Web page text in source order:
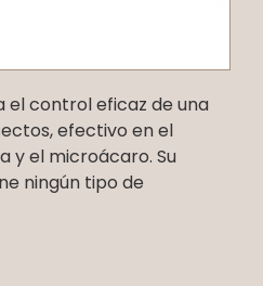
el control eficaz de una
efectivo en el
y el microácaro. Su
ningún tipo de